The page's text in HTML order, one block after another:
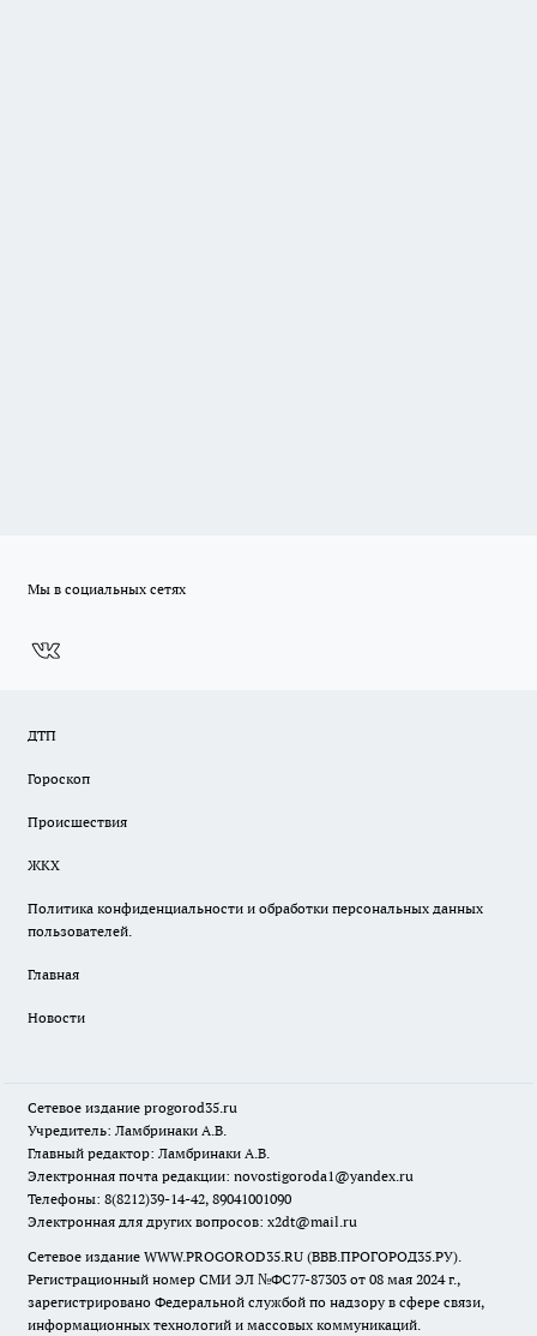
Мы в социальных сетях
ДТП
Гороскоп
Происшествия
ЖКХ
Политика конфиденциальности и обработки персональных данных
пользователей.
Главная
Новости
Сетевое издание progorod35.ru
Учредитель: Ламбринаки А.В.
Главный редактор: Ламбринаки А.В.
Электронная почта редакции: novostigoroda1@yandex.ru
Телефоны: 8(8212)39-14-42, 89041001090
Электронная для других вопросов: x2dt@mail.ru
Сетевое издание WWW.PROGOROD35.RU (ВВВ.ПРОГОРОД35.РУ).
Регистрационный номер СМИ ЭЛ №ФС77-87303 от 08 мая 2024 г.,
зарегистрировано Федеральной службой по надзору в сфере связи,
информационных технологий и массовых коммуникаций.